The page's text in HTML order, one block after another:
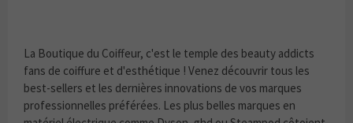
La Boutique du Coiffeur, c'est le temple des beauty addicts
fans de coiffure et d'esthétique ! Venez découvrir tous les
best-sellers et les dernières innovations de vos marques
professionnelles préférées. Les plus belles marques en